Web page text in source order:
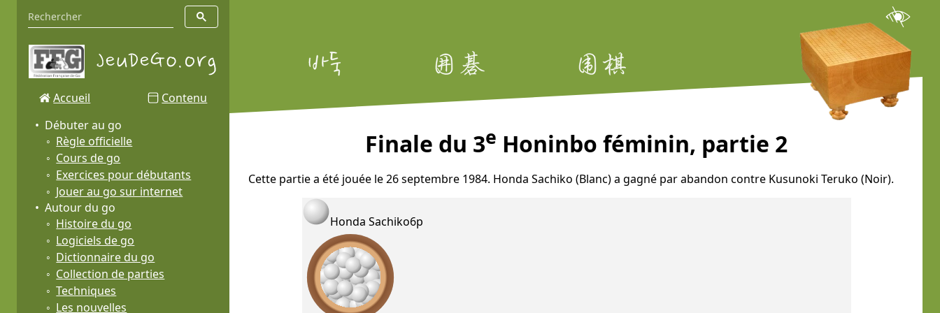
Accueil
Contenu
Débuter au go
Règle officielle
Cours de go
Exercices pour débutants
Jouer au go sur internet
Autour du go
Histoire du go
Logiciels de go
Dictionnaire du go
Collection de parties
Techniques
Les nouvelles
Finale du 3e Honinbo féminin, partie 2
Cette partie a été jouée le 26 septembre 1984. Honda Sachiko (Blanc) a gagné par abandon contre Kusunoki Teruko (Noir).
Honda Sachiko6p